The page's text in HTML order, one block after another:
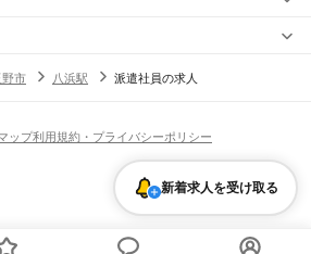
市井原市総社市高梁市新見市備前市瀬戸内市
小田郡真庭郡苫田郡勝田郡英田郡
万富駅瀬戸駅上道駅東岡山駅 高島駅
新倉敷駅金光駅 鴨方駅 里庄駅
高島駅 岡山駅
皿洗い・洗い場精肉・鮮魚加工
バー（BAR）・バーテンダー
飲食店（店長・マネージャー）
髪型・髪色自由ひげOKネイルOK
留学生・外国人活躍中
限定（春夏冬休み等）
野市 八浜駅 派遣社員の求人
新着求人を受け取る
ップ利用規約・プライバシーポリシー